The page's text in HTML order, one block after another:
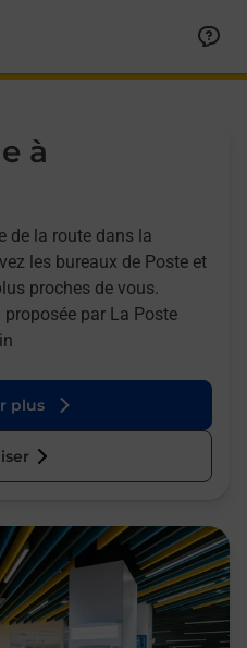
à
de la route dans la
les bureaux de Poste et
proches de vous.
proposée par La Poste
plus